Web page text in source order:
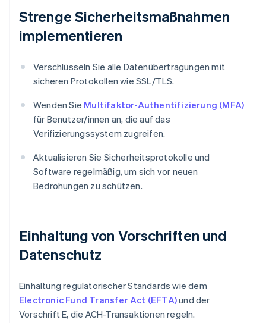
Strenge Sicherheitsmaßnahmen
implementieren
Verschlüsseln Sie alle Datenübertragungen mit
sicheren Protokollen wie SSL/TLS.
Wenden Sie Multifaktor-Authentifizierung (MFA)
für Benutzer/innen an, die auf das
Verifizierungssystem zugreifen.
Aktualisieren Sie Sicherheitsprotokolle und
Software regelmäßig, um sich vor neuen
Bedrohungen zu schützen.
Einhaltung von Vorschriften und
Datenschutz
Einhaltung regulatorischer Standards wie dem
Electronic Fund Transfer Act (EFTA)und der
Vorschrift E, die ACH-Transaktionen regeln.